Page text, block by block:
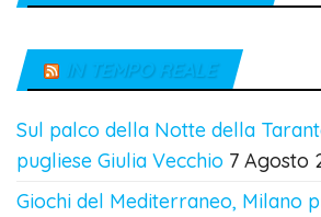
IN TEMPO REALE
Sul palco della Notte della
pugliese Giulia Vecchio 7 Agosto
Giochi del Mediterraneo, Milano